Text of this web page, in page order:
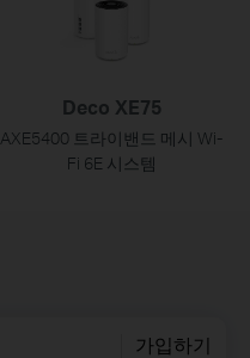
Deco XE75
AXE5400 트라이밴드 메시 Wi-
Fi 6E 시스템
가입하기